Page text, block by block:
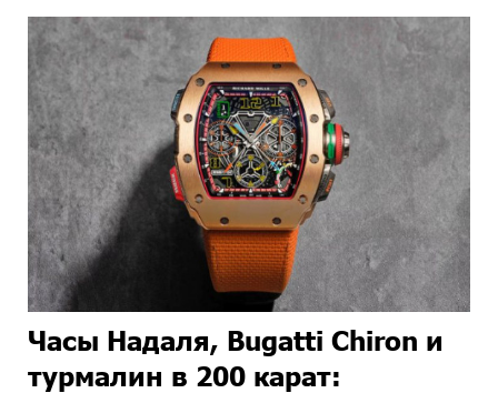
Часы Надаля, Bugatti Chiron и
турмалин в 200 карат: